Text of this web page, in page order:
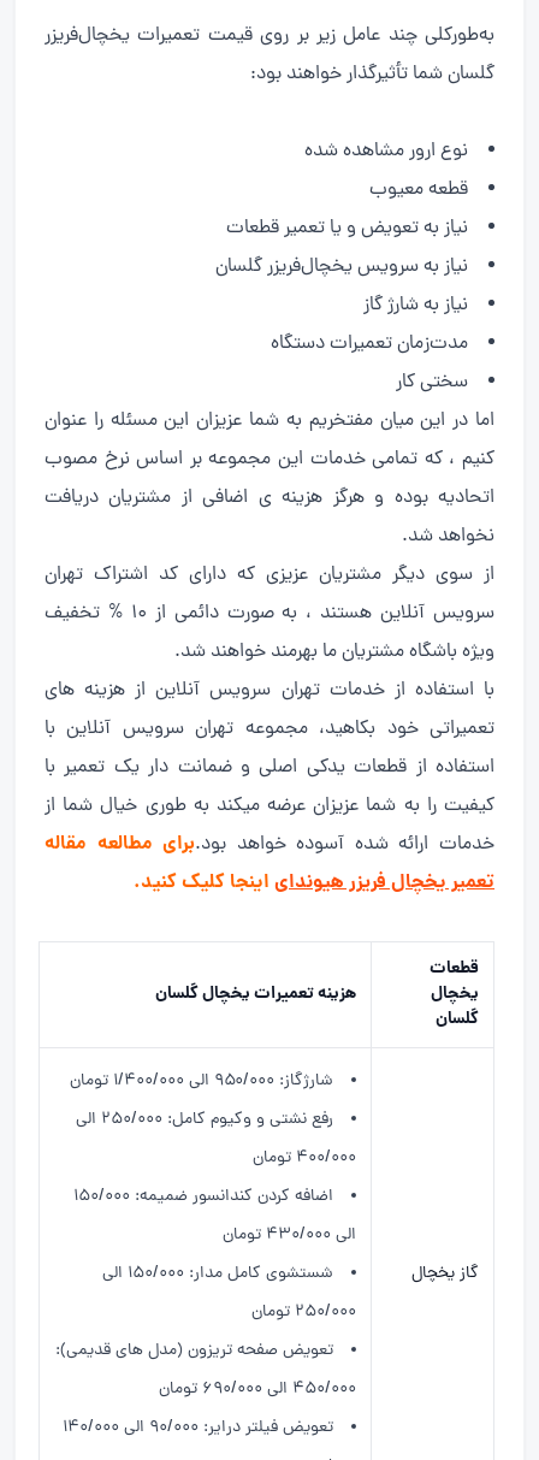
به‌طورکلی چند عامل زیر بر روی قیمت تعمیرات یخچال‌فریزر
گلسان شما تأثیرگذار خواهند بود:
نوع ارور مشاهده شده
قطعه معیوب
نیاز به تعویض و یا تعمیر قطعات
نیاز به سرویس یخچال‌فریزر گلسان
نیاز به شارژ گاز
مدت‌زمان تعمیرات دستگاه
سختی کار
اما در این میان مفتخریم به شما عزیزان این مسئله را عنوان
کنیم ، که تمامی خدمات این مجموعه بر اساس نرخ مصوب
اتحادیه بوده و هرگز هزینه ی اضافی از مشتریان دریافت
نخواهد شد.
از سوی دیگر مشتریان عزیزی که دارای کد اشتراک تهران
سرویس آنلاین هستند ، به صورت دائمی از 10 % تخفیف
ویژه باشگاه مشتریان ما بهرمند خواهند شد.
با استفاده از خدمات تهران سرویس آنلاین از هزینه های
تعمیراتی خود بکاهید، مجموعه تهران سرویس آنلاین با
استفاده از قطعات یدکی اصلی و ضمانت دار یک تعمیر با
کیفیت را به شما عزیزان عرضه میکند به طوری خیال شما از
خدمات ارائه شده آسوده خواهد بود.برای مطالعه مقاله
تعمیر یخچال فریزر هیوندای اینجا کلیک کنید.
قطعات
یخچال
گلسان
هزینه تعمیرات یخچال گلسان
گاز یخچال
شارژگاز: ۹۵۰/۰۰۰ الی ۱/۴۰۰/۰۰۰ تومان
رفع نشتی و وکیوم کامل: ۲۵۰/۰۰۰ الی
۴۰۰/۰۰۰ تومان
اضافه کردن کندانسور ضمیمه: ۱۵۰/۰۰۰
الی ۴۳۰/۰۰۰ تومان
شستشوی کامل مدار: ۱۵۰/۰۰۰ الی
۲۵۰/۰۰۰ تومان
تعویض صفحه تریزون (مدل های قدیمی):
۴۵۰/۰۰۰ الی ۶۹۰/۰۰۰ تومان
تعویض فیلتر درایر: ۹۰/۰۰۰ الی ۱۴۰/۰۰۰